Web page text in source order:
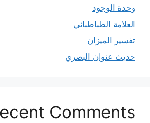
وحدة الوجود
العلامة الطباطبائي
تفسير الميزان
حديث عنوان البصري
Comments